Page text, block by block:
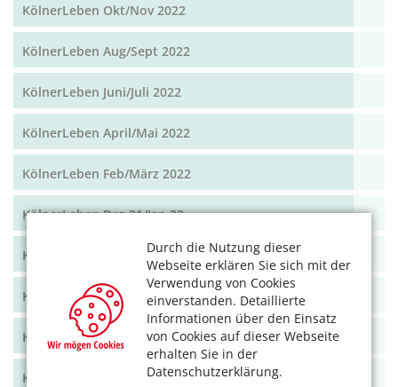
Durch die Nutzung dieser
Webseite erklären Sie sich mit der
Verwendung von Cookies
einverstanden. Detaillierte
Informationen über den Einsatz
von Cookies auf dieser Webseite
erhalten Sie in der
Datenschutzerklärung.
KölnerLeben Okt/Nov 2022
KölnerLeben Aug/Sept 2022
KölnerLeben Juni/Juli 2022
KölnerLeben April/Mai 2022
KölnerLeben Feb/März 2022
KölnerLeben Dez 21/Jan 22
KölnerLeben Okt/Nov 2021
KölnerLeben Aug/Sept 2021
KölnerLeben Juni/Juli 2021
KölnerLeben April/Mai 2021